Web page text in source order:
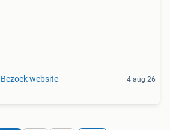
Bezoek website 4 aug 26